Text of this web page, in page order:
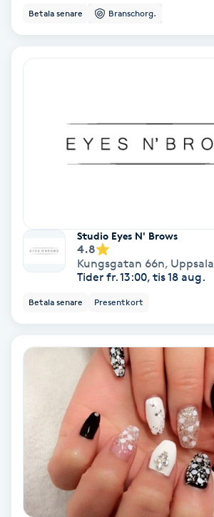
Hårvård
Idrottsmassage
IPL hårborttagning
IR-massage
Japansk massage
Katun fransar
Kemisk peeling
Keratinbehandling
Betala senare Branschorg.
Studio Eyes N' Brows
4.8
Kungsgatan 66n, Uppsala
Tider fr. 13:00, tis 18 aug.
Betala senare Presentkort